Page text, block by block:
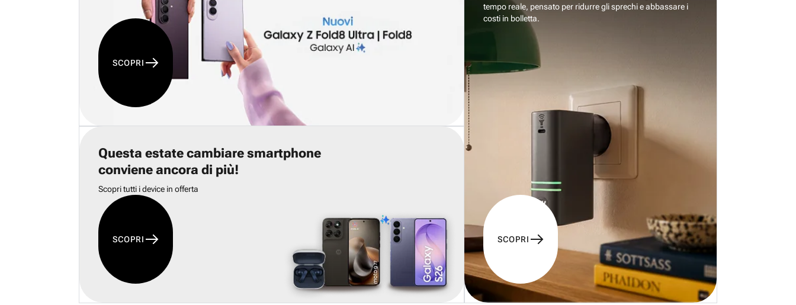
SCOPRI
Questa estate cambiare smartphone
conviene ancora di più!
Scopri tutti i device in offerta
SCOPRI
tempo reale, pensato per ridurre gli sprechi e abbassare i
costi in bolletta.
SCOPRI